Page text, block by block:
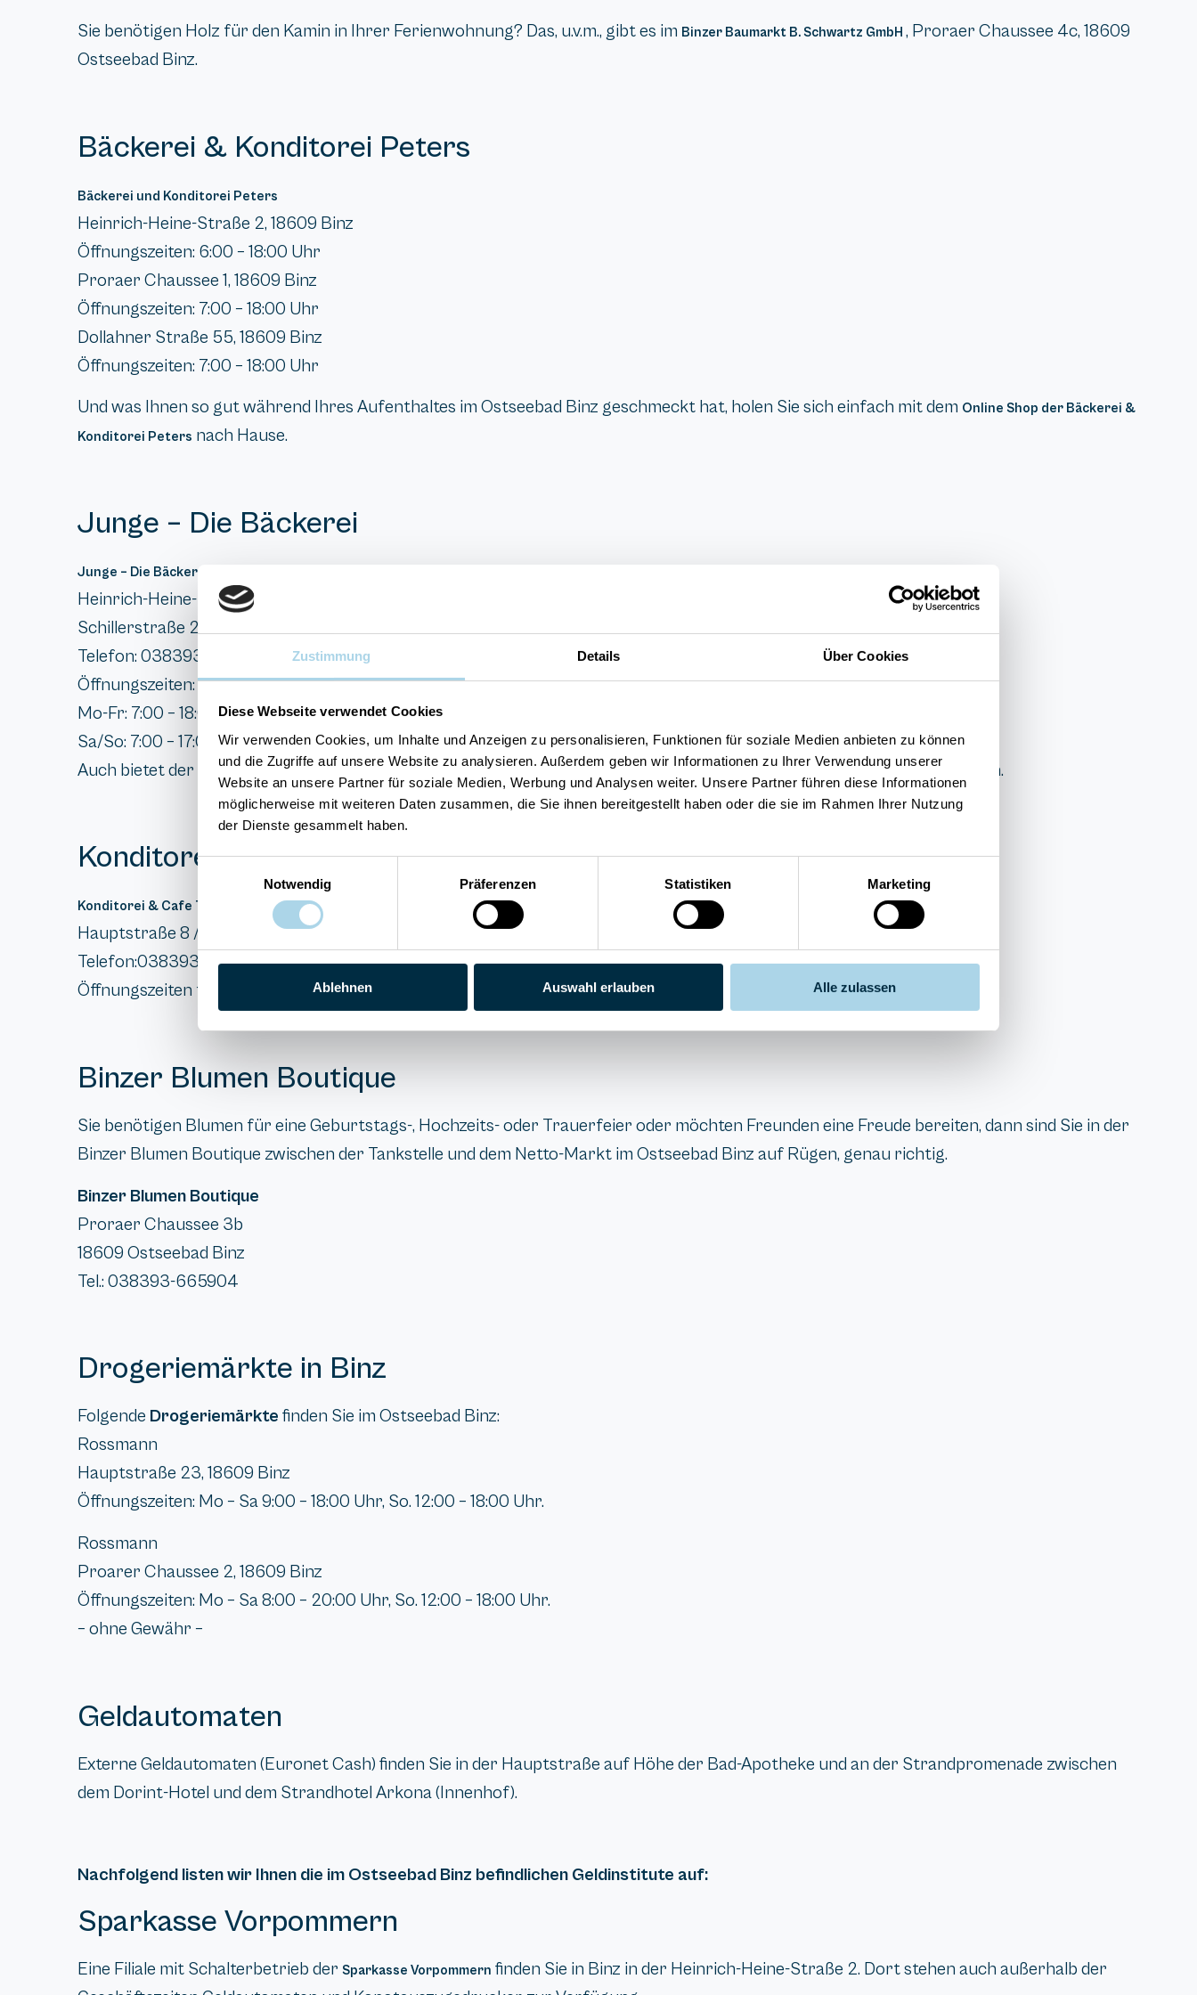
Zustimmung Details Über Cookies
Diese Webseite verwendet Cookies
Wir verwenden Cookies, um Inhalte und Anzeigen zu personalisieren, Funktionen für soziale Medien anbieten zu können
und die Zugriffe auf unsere Website zu analysieren. Außerdem geben wir Informationen zu Ihrer Verwendung unserer
Website an unsere Partner für soziale Medien, Werbung und Analysen weiter. Unsere Partner führen diese Informationen
möglicherweise mit weiteren Daten zusammen, die Sie ihnen bereitgestellt haben oder die sie im Rahmen Ihrer Nutzung
der Dienste gesammelt haben.
Einwilligungsauswahl
Notwendig
Präferenzen Statistiken Marketing
Ablehnen Auswahl erlauben Alle zulassen
Sie benötigen Holz für den Kamin in Ihrer Ferienwohnung? Das, u.v.m., gibt es im Binzer Baumarkt B. Schwartz GmbH , Proraer Chaussee 4c, 18609
Ostseebad Binz.
Bäckerei & Konditorei Peters
Bäckerei und Konditorei Peters
Heinrich-Heine-Straße 2, 18609 Binz
Öffnungszeiten: 6:00 – 18:00 Uhr
Proraer Chaussee 1, 18609 Binz
Öffnungszeiten: 7:00 – 18:00 Uhr
Dollahner Straße 55, 18609 Binz
Öffnungszeiten: 7:00 – 18:00 Uhr
Und was Ihnen so gut während Ihres Aufenthaltes im Ostseebad Binz geschmeckt hat, holen Sie sich einfach mit dem Online Shop der Bäckerei &
Konditorei Peters nach Hause.
Junge – Die Bäckerei
Junge – Die Bäckerei
Heinrich-Heine-Straße, 18609 Binz
Schillerstraße 2, 18609 Binz
Telefon: 038393 134860
Öffnungszeiten:
Mo-Fr: 7:00 – 18:00 Uhr
Sa/So: 7:00 – 17:00 Uhr
Auch bietet der
Online Shop der Bäckerei Junge die Möglichkeit, Backwaren vorzubestellen und ohne Warteschlange abzuholen.
Konditorei & Cafe Torteneck
Konditorei & Cafe Torteneck
Hauptstraße 8 / Ecke Elisenstrasse, 18609 Binz
Telefon:038393 127966
Öffnungszeiten täglich von 9:00 bis 17:30 Uhr
Binzer Blumen Boutique
Sie benötigen Blumen für eine Geburtstags-, Hochzeits- oder Trauerfeier oder möchten Freunden eine Freude bereiten, dann sind Sie in der
Binzer Blumen Boutique zwischen der Tankstelle und dem Netto-Markt im Ostseebad Binz auf Rügen, genau richtig.
Binzer Blumen Boutique
Proraer Chaussee 3b
18609 Ostseebad Binz
Tel.: 038393-665904
Drogeriemärkte in Binz
Folgende Drogeriemärkte finden Sie im Ostseebad Binz:
Rossmann
Hauptstraße 23, 18609 Binz
Öffnungszeiten: Mo – Sa 9:00 – 18:00 Uhr, So. 12:00 – 18:00 Uhr.
Rossmann
Proarer Chaussee 2, 18609 Binz
Öffnungszeiten: Mo – Sa 8:00 – 20:00 Uhr, So. 12:00 – 18:00 Uhr.
– ohne Gewähr –
Geldautomaten
Externe Geldautomaten (Euronet Cash) finden Sie in der Hauptstraße auf Höhe der Bad-Apotheke und an der Strandpromenade zwischen
dem Dorint-Hotel und dem Strandhotel Arkona (Innenhof).
Nachfolgend listen wir Ihnen die im Ostseebad Binz befindlichen Geldinstitute auf:
Sparkasse Vorpommern
Eine Filiale mit Schalterbetrieb der Sparkasse Vorpommern finden Sie in Binz in der Heinrich-Heine-Straße 2. Dort stehen auch außerhalb der